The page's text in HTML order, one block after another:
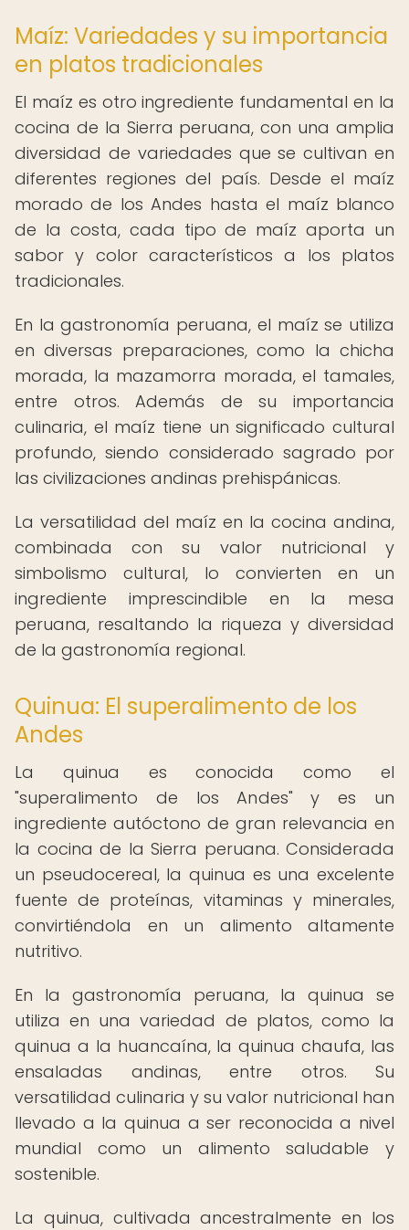
Maíz: Variedades y su importancia
en platos tradicionales
El maíz es otro ingrediente fundamental en la
cocina de la Sierra peruana, con una amplia
diversidad de variedades que se cultivan en
diferentes regiones del país. Desde el maíz
morado de los Andes hasta el maíz blanco
de la costa, cada tipo de maíz aporta un
sabor y color característicos a los platos
tradicionales.
En la gastronomía peruana, el maíz se utiliza
en diversas preparaciones, como la chicha
morada, la mazamorra morada, el tamales,
entre otros. Además de su importancia
culinaria, el maíz tiene un significado cultural
profundo, siendo considerado sagrado por
las civilizaciones andinas prehispánicas.
La versatilidad del maíz en la cocina andina,
combinada con su valor nutricional y
simbolismo cultural, lo convierten en un
ingrediente imprescindible en la mesa
peruana, resaltando la riqueza y diversidad
de la gastronomía regional.
Quinua: El superalimento de los
Andes
La quinua es conocida como el
"superalimento de los Andes" y es un
ingrediente autóctono de gran relevancia en
la cocina de la Sierra peruana. Considerada
un pseudocereal, la quinua es una excelente
fuente de proteínas, vitaminas y minerales,
convirtiéndola en un alimento altamente
nutritivo.
En la gastronomía peruana, la quinua se
utiliza en una variedad de platos, como la
quinua a la huancaína, la quinua chaufa, las
ensaladas andinas, entre otros. Su
versatilidad culinaria y su valor nutricional han
llevado a la quinua a ser reconocida a nivel
mundial como un alimento saludable y
sostenible.
La quinua, cultivada ancestralmente en los